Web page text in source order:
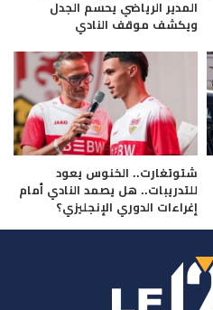
المدير الرياضي يحسم الجدل
ويكشف موقف النادي
شتوتغارت.. الخنوس يعود
للتدريبات.. هل يصمد النادي أمام
إغراءات الدوري الإنجليزي؟